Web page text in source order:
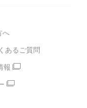
いご
へ
あるご質問
報